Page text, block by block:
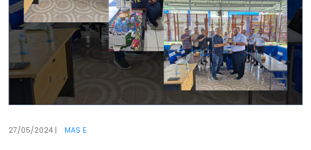
27/05/2024 | MAS E